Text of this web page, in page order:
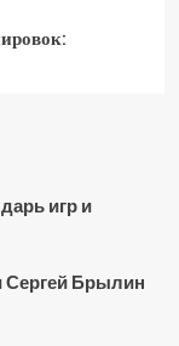
игр и
Сергей Брылин